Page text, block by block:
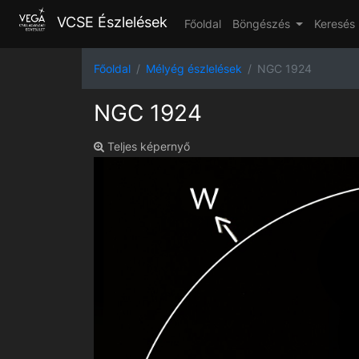
VCSE Észlelések Főoldal Böngészés Keresés
Főoldal Mélyég észlelések NGC 1924
NGC 1924
Teljes képernyő